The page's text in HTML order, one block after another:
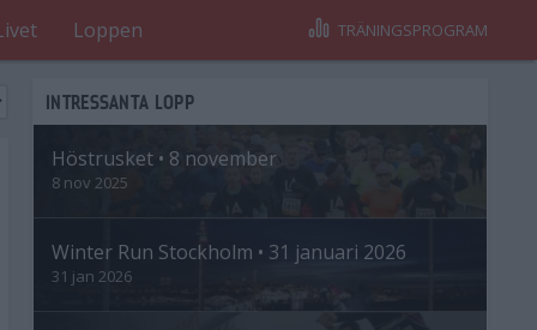
Loppen TRÄNINGSPROGRAM
INTRESSANTA LOPP
Höstrusket • 8 november
8 nov 2025
Winter Run Stockholm • 31 januari 2026
31 jan 2026